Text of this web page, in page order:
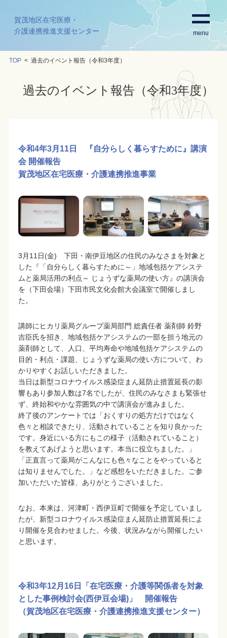
賀茂地区在宅医療・
介護連携推進支援センター
menu
TOP 過去のイベント報告（令和3年度）
過去のイベント報告（令和3年度）
令和4年3月11日 『自分らしく暮らすために』講演
会 開催報告
賀茂地区在宅医療・介護連携推進事業
3月11日(金) 下田・南伊豆地区の住民のみなさまを対象と
した『「自分らしく暮らすために～」地域包括ケアシステ
ムと薬局活用の利点～ じょうずな薬局の使い方』の講演会
を（下田会場）下田市民文化会館大会議室で開催しまし
た。
講師にヒカリ薬局グループ薬局部門 総責任者 薬剤師 鈴野
吉臣氏を招き、地域包括ケアシステムの一部を担う地元の
薬剤師として、人口、平均寿命や地域包括ケアシステムの
目的・利点・課題、じょうずな薬局の使い方について、わ
かりやすくお話しいただきました。
当日は新型コロナウイルス感染症まん延防止措置延長の影
響もあり参加人数は7名でしたが、住民のみなさまも緊張せ
ず、終始和やかな雰囲気の中で講演会が進みました。
終了後のアンケートでは「おくすりの処方だけではなく
色々と相談できたり、活動されていることを知り良かった
です。身近にいる方にもこの様子（活動されていること）
を教えてあげようと思います。本当に役立ちました。」
「正直言って薬局がこんなにも色々なことをやっていると
は知りませんでした。」など感想をいただきました。ご参
加いただいた皆様、ありがとうございました。
なお、本来は、河津町・西伊豆町で開催を予定していまし
たが、新型コロナウイルス感染症まん延防止措置延長によ
り開催を見合わせました。今後、状況みながら開催したい
と思います。
令和3年12月16日「在宅医療・介護等関係者を対象
とした事例検討会(西伊豆会場)」 開催報告
（賀茂地区在宅医療・介護連携推進支援センター）